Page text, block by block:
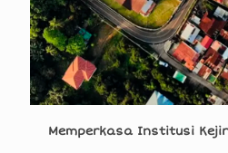
Memperkasa Institusi